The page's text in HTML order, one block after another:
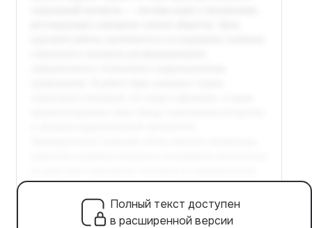
Полный текст доступен
в расширенной версии